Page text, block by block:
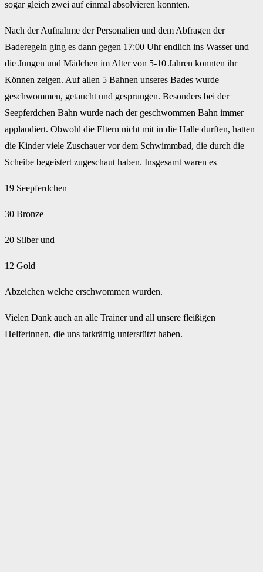
sogar gleich zwei auf einmal absolvieren konnten.
Nach der Aufnahme der Personalien und dem Abfragen der
Baderegeln ging es dann gegen 17:00 Uhr endlich ins Wasser und
die Jungen und Mädchen im Alter von 5-10 Jahren konnten ihr
Können zeigen. Auf allen 5 Bahnen unseres Bades wurde
geschwommen, getaucht und gesprungen. Besonders bei der
Seepferdchen Bahn wurde nach der geschwommen Bahn immer
applaudiert. Obwohl die Eltern nicht mit in die Halle durften, hatten
die Kinder viele Zuschauer vor dem Schwimmbad, die durch die
Scheibe begeistert zugeschaut haben. Insgesamt waren es
19 Seepferdchen
30 Bronze
20 Silber und
12 Gold
Abzeichen welche erschwommen wurden.
Vielen Dank auch an alle Trainer und all unsere fleißigen
Helferinnen, die uns tatkräftig unterstützt haben.